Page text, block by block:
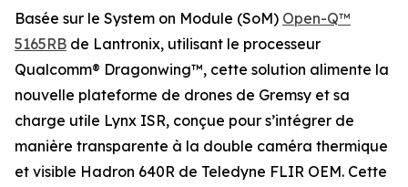
Basée sur le System on Module (SoM) Open-Q™
5165RB de Lantronix, utilisant le processeur
Qualcomm® Dragonwing™, cette solution alimente la
nouvelle plateforme de drones de Gremsy et sa
charge utile Lynx ISR, conçue pour s’intégrer de
manière transparente à la double caméra thermique
et visible Hadron 640R de Teledyne FLIR OEM. Cette